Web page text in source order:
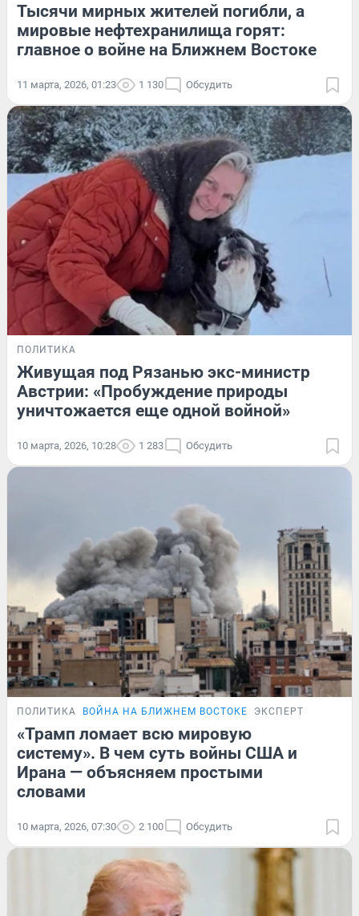
Тысячи мирных жителей погибли, а
мировые нефтехранилища горят:
главное о войне на Ближнем Востоке
11 марта, 2026, 01:23 1 130 Обсудить
ПОЛИТИКА
Живущая под Рязанью экс-министр
Австрии: «Пробуждение природы
уничтожается еще одной войной»
10 марта, 2026, 10:28 1 283 Обсудить
ПОЛИТИКА ВОЙНА НА БЛИЖНЕМ ВОСТОКЕ ЭКСПЕРТ
«Трамп ломает всю мировую
систему». В чем суть войны США и
Ирана — объясняем простыми
словами
10 марта, 2026, 07:30 2 100 Обсудить